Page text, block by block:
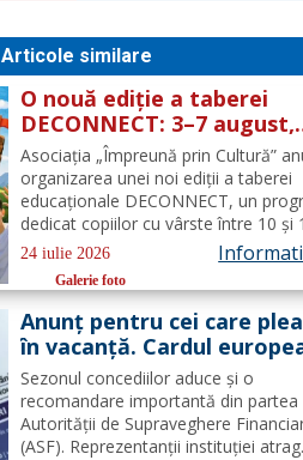
Articole similare
O nouă ediție a taberei
DECONNECT: 3–7 august,
Poiana Negrii
Asociația „Împreună prin Cultură”
organizarea unei noi ediții a taberei
educaționale DECONNECT, un
dedicat copiilor cu vârste între 10 și
ani, axat pe dezvoltare personală,
cooperare, activități outdoor și
deconectare totală de la telefon. O
cu sens, nu doar o vacanță!...
24 iulie 2026
Galerie foto
Anunț pentru cei care
în vacanță. Cardul
de sănătate are limite
importante. Greșeala care
poate costa mii de euro
Sezonul concediilor aduce și o
recomandare importantă din partea
Autorității de Supraveghere
(ASF). Reprezentanții instituției atrag